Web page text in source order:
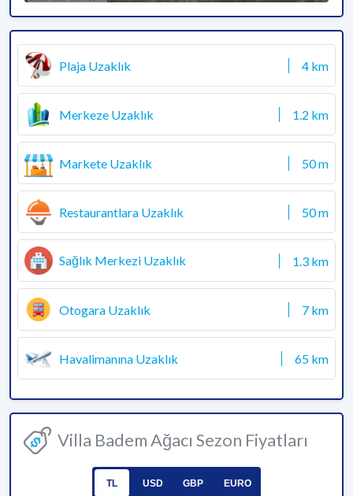
Plaja Uzaklık 4 km
Merkeze Uzaklık 1.2 km
Markete Uzaklık 50 m
Restaurantlara Uzaklık 50 m
Sağlık Merkezi Uzaklık 1.3 km
Otogara Uzaklık 7 km
Havalimanına Uzaklık 65 km
Villa Badem Ağacı Sezon Fiyatları
TL USD GBP EURO